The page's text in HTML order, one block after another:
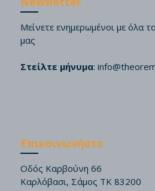
Μείνετε ενημερωμένοι με όλα
μας
Στείλτε μήνυμα:
Επικοινωνήστε
Οδός Καρβούνη 66
Καρλόβασι, Σάμος ΤΚ 83200